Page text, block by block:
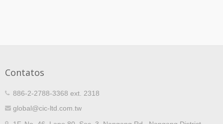
Contatos
886-2-2788-3368 ext. 2318
global@cic-ltd.com.tw